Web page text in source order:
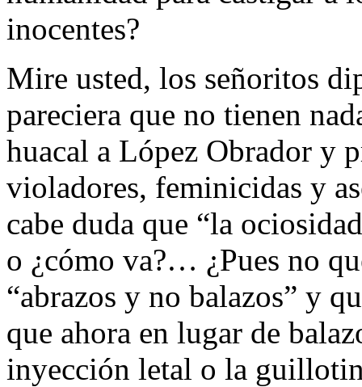
inocentes?
Mire usted, los señoritos
pareciera que no tienen
huacal a López Obrador y
violadores, feminicidas y
cabe duda que “la
o ¿cómo va?… ¿Pues no
“abrazos y no balazos” y
que ahora en lugar de
inyección letal o la